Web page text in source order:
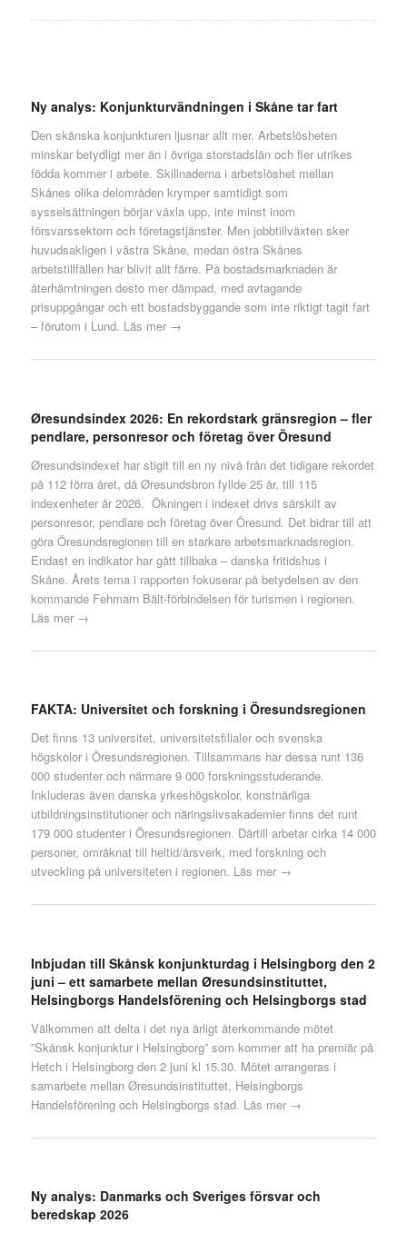
Ny analys: Konjunkturvändningen i Skåne tar fart
Den skånska konjunkturen ljusnar allt mer. Arbetslösheten
minskar betydligt mer än i övriga storstadslän och fler utrikes
födda kommer i arbete. Skillnaderna i arbetslöshet mellan
Skånes olika delområden krymper samtidigt som
sysselsättningen börjar växla upp, inte minst inom
försvarssektorn och företagstjänster. Men jobbtillväxten sker
huvudsakligen i västra Skåne, medan östra Skånes
arbetstillfällen har blivit allt färre. På bostadsmarknaden är
återhämtningen desto mer dämpad, med avtagande
prisuppgångar och ett bostadsbyggande som inte riktigt tagit fart
– förutom i Lund. Läs mer →
Øresundsindex 2026: En rekordstark gränsregion – fler
pendlare, personresor och företag över Öresund
Øresundsindexet har stigit till en ny nivå från det tidigare rekordet
på 112 förra året, då Øresundsbron fyllde 25 år, till 115
indexenheter år 2026. Ökningen i indexet drivs särskilt av
personresor, pendlare och företag över Öresund. Det bidrar till att
göra Öresundsregionen till en starkare arbetsmarknadsregion.
Endast en indikator har gått tillbaka – danska fritidshus i
Skåne. Årets tema i rapporten fokuserar på betydelsen av den
kommande Fehmarn Bält-förbindelsen för turismen i regionen.
Läs mer →
FAKTA: Universitet och forskning i Öresundsregionen
Det finns 13 universitet, universitetsfilialer och svenska
högskolor i Öresundsregionen. Tillsammans har dessa runt 136
000 studenter och närmare 9 000 forskningsstuderande.
Inkluderas även danska yrkeshögskolor, konstnärliga
utbildningsinstitutioner och näringslivsakademier finns det runt
179 000 studenter i Öresundsregionen. Därtill arbetar cirka 14 000
personer, omräknat till heltid/årsverk, med forskning och
utveckling på universiteten i regionen. Läs mer →
Inbjudan till Skånsk konjunkturdag i Helsingborg den 2
juni – ett samarbete mellan Øresundsinstituttet,
Helsingborgs Handelsförening och Helsingborgs stad
Välkommen att delta i det nya årligt återkommande mötet
”Skånsk konjunktur i Helsingborg” som kommer att ha premiär på
Hetch i Helsingborg den 2 juni kl 15.30. Mötet arrangeras i
samarbete mellan Øresundsinstituttet, Helsingborgs
Handelsförening och Helsingborgs stad. Läs mer →
Ny analys: Danmarks och Sveriges försvar och
beredskap 2026